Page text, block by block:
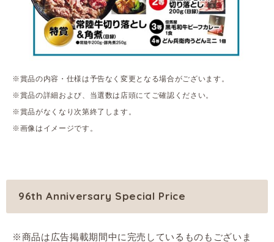
※賞品の内容・仕様は予告なく変更となる場合がございます。
※賞品の詳細および、当選数は店頭にてご確認ください。
※賞品がなくなり次第終了します。
※画像はイメージです。
96th Anniversary Special Price
※商品は広告掲載期間中に完売しているものもございま